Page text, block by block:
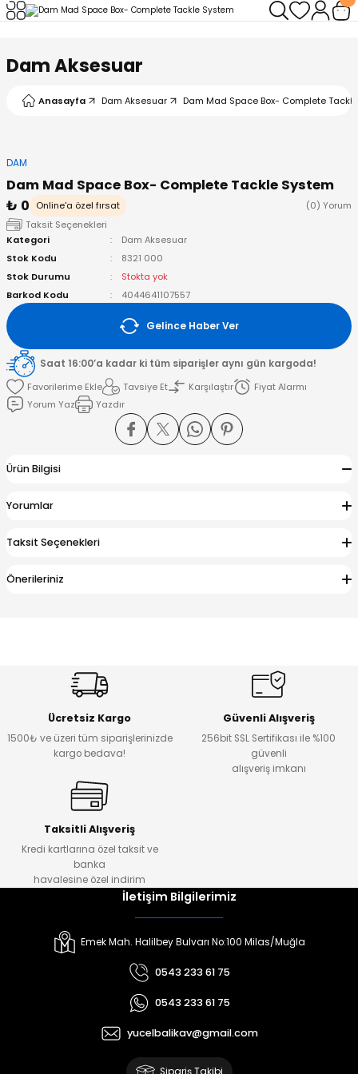
Dam Aksesuar
Anasayfa Dam Aksesuar Dam Mad Space Box- Complete
DAM
Dam Mad Space Box- Complete Tackle System
₺ 0
Online'a özel fırsat
(0) Yorum
Taksit Seçenekleri
Kategori
Dam Aksesuar
Stok Kodu
8321 000
Stok Durumu
Stokta yok
Barkod Kodu
4044641107557
Gelince Haber Ver
Saat 16:00’a kadar ki tüm siparişler aynı gün kargoda!
Tavsiye Et
Karşılaştır
Fiyat Alarmı
Yorum Yaz
Yazdır
Ürün Bilgisi
Yorumlar
Taksit Seçenekleri
Önerileriniz
Ücretsiz Kargo
1500₺ ve üzeri tüm siparişlerinizde
kargo bedava!
Güvenli Alışveriş
256bit SSL Sertifikası ile %100
güvenli
alışveriş imkanı
Taksitli Alışveriş
Kredi kartlarına özel taksit ve
banka
havalesine özel indirim
İletişim Bilgilerimiz
Emek Mah. Halilbey Bulvarı No:100 Milas/Muğla
0543 233 61 75
0543 233 61 75
yucelbalikav@gmail.com
Sipariş Takibi
Geri Dön
Makineleri
Geri Dön
Kamışlar
Geri Dön
Misinalar
Misinalar
Geri Dön
- Klips
Halka
Geri Dön
Geri Dön
& El Feneri